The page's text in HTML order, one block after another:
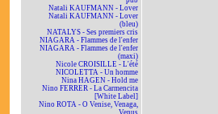
Natali KAUFMANN - Lover
Natali KAUFMANN - Lover
(bleu)
NATALYS - Ses premiers cris
NIAGARA - Flammes de l'enfer
NIAGARA - Flammes de l'enfer
(maxi)
Nicole CROISILLE - L'été
NICOLETTA - Un homme
Nina HAGEN - Hold me
Nino FERRER - La Carmencita
[White Label]
Nino ROTA - O Venise, Venaga,
Venus